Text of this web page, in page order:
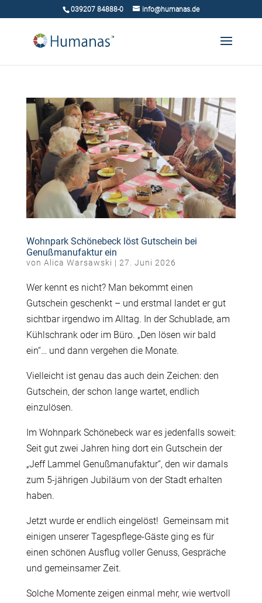
039207 84888-0 info@humanas.de
Wohnpark Schönebeck löst Gutschein bei
Genußmanufaktur ein
von Alica Warsawski | 27. Juni 2026
Wer kennt es nicht? Man bekommt einen
Gutschein geschenkt – und erstmal landet er gut
sichtbar irgendwo im Alltag. In der Schublade, am
Kühlschrank oder im Büro. „Den lösen wir bald
ein“… und dann vergehen die Monate.
Vielleicht ist genau das auch dein Zeichen: den
Gutschein, der schon lange wartet, endlich
einzulösen.
Im Wohnpark Schönebeck war es jedenfalls soweit:
Seit gut zwei Jahren hing dort ein Gutschein der
„Jeff Lammel Genußmanufaktur“, den wir damals
zum 5-jährigen Jubiläum von der Stadt erhalten
haben.
Jetzt wurde er endlich eingelöst! Gemeinsam mit
einigen unserer Tagespflege-Gäste ging es für
einen schönen Ausflug voller Genuss, Gespräche
und gemeinsamer Zeit.
Solche Momente zeigen einmal mehr, wie wertvoll